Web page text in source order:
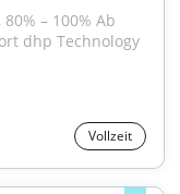
– 100% Ab
dhp Technology
Vollzeit